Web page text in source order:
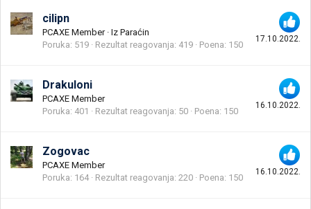
17.10.2022.
cilipn
PCAXE Member · Iz Paraćin
Poruka 519 Rezultat reagovanja 419 Poena 150
16.10.2022.
Drakuloni
PCAXE Member
Poruka 401 Rezultat reagovanja 50 Poena 150
16.10.2022.
Zogovac
PCAXE Member
Poruka 164 Rezultat reagovanja 220 Poena 150